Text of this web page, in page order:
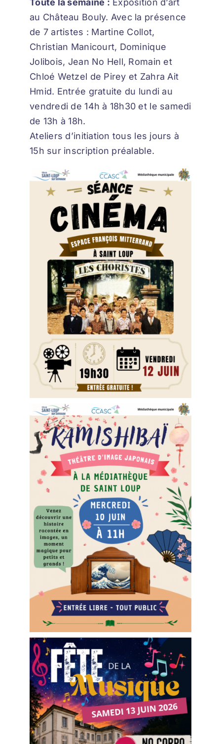
Toute la semaine : Exposition d’art
au Château Bouly. Avec la présence
de 7 artistes : Martine Collot,
Christian Manicourt, Dominique
Jolibois, Jean No Hell, Romain et
Chloé Wetzel de Pirey et Zahra Ait
Hmid. Entrée gratuite du lundi au
vendredi de 14h à 18h30 et le samedi
de 13h à 18h.
Ateliers d’initiation tous les jours à
15h sur inscription préalable.